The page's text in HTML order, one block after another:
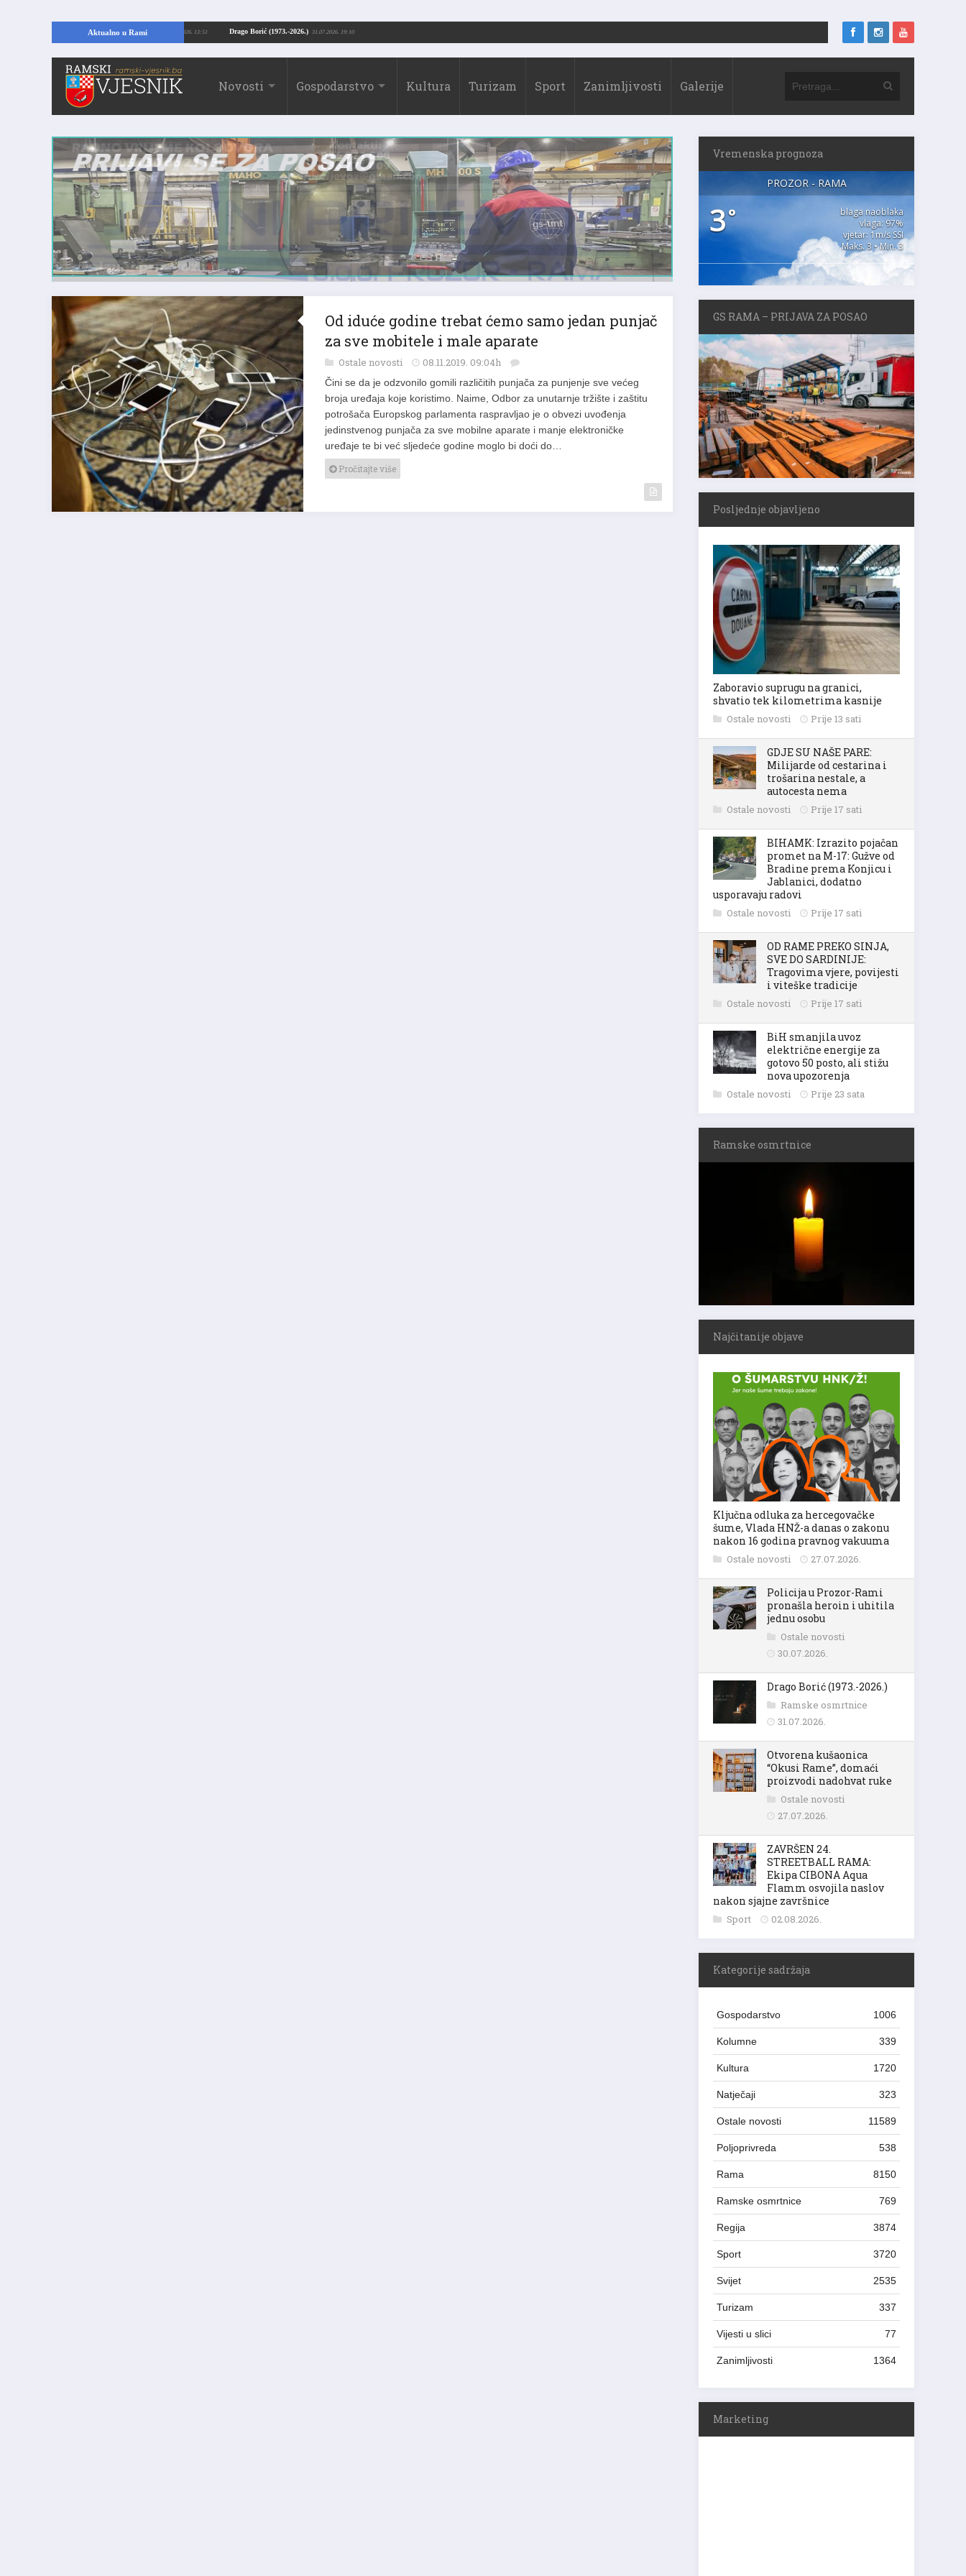
Aktualno u Rami Drago Borić (1973.-2026.) 31.07.2026. 19:10
Kopajući temelje kuće, pronašao vrijedne arheološke ostatke 24.07.2026. 13:51
Novosti Gospodarstvo Kultura Turizam Sport Zanimljivosti Galerije
Od iduće godine trebat ćemo samo jedan punjač
za sve mobitele i male aparate
Ostale novosti 08.11.2019. 09:04h
Čini se da je odzvonilo gomili različitih punjača za punjenje sve većeg
broja uređaja koje koristimo. Naime, Odbor za unutarnje tržište i zaštitu
potrošača Europskog parlamenta raspravljao je o obvezi uvođenja
jedinstvenog punjača za sve mobilne aparate i manje elektroničke
uređaje te bi već sljedeće godine moglo bi doći do…
Pročitajte više
Vremenska prognoza
PROZOR - RAMA
3°
blaga naoblaka
vlaga: 97%
vjetar: 1m/s SSI
Maks. 3 • Min. 3
GS RAMA – PRIJAVA ZA POSAO
Posljednje objavljeno
Zaboravio suprugu na granici,
shvatio tek kilometrima kasnije
Ostale novosti Prije 13 sati
GDJE SU NAŠE PARE:
Milijarde od cestarina i
trošarina nestale, a
autocesta nema
Ostale novosti Prije 17 sati
BIHAMK: Izrazito pojačan
promet na M-17: Gužve od
Bradine prema Konjicu i
Jablanici, dodatno
usporavaju radovi
Ostale novosti Prije 17 sati
OD RAME PREKO SINJA,
SVE DO SARDINIJE:
Tragovima vjere, povijesti
i viteške tradicije
Ostale novosti Prije 17 sati
BiH smanjila uvoz
električne energije za
gotovo 50 posto, ali stižu
nova upozorenja
Ostale novosti Prije 23 sata
Ramske osmrtnice
Najčitanije objave
Ključna odluka za hercegovačke
šume, Vlada HNŽ-a danas o zakonu
nakon 16 godina pravnog vakuuma
Ostale novosti 27.07.2026.
Policija u Prozor-Rami
pronašla heroin i uhitila
jednu osobu
Ostale novosti
30.07.2026.
Drago Borić (1973.-2026.)
Ramske osmrtnice
31.07.2026.
Otvorena kušaonica
“Okusi Rame”, domaći
proizvodi nadohvat ruke
Ostale novosti
27.07.2026.
ZAVRŠEN 24.
STREETBALL RAMA:
Ekipa CIBONA Aqua
Flamm osvojila naslov
nakon sjajne završnice
Sport 02.08.2026.
Kategorije sadržaja
Gospodarstvo 1006
Kolumne 339
Kultura 1720
Natječaji 323
Ostale novosti 11589
Poljoprivreda 538
Rama 8150
Ramske osmrtnice 769
Regija 3874
Sport 3720
Svijet 2535
Turizam 337
Vijesti u slici 77
Zanimljivosti 1364
Marketing